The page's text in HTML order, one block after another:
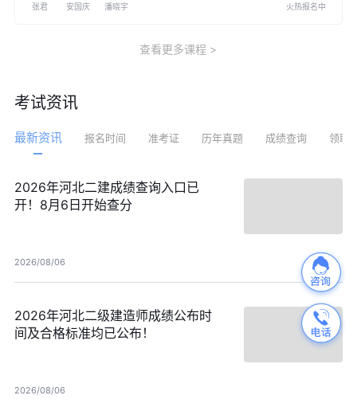
张君 安国庆 潘晓宇 火热报名中
查看更多课程
考试资讯
最新资讯 报名时间 准考证 历年真题 成绩查询 领取
2026年河北二建成绩查询入口已
开！8月6日开始查分
2026/08/06
2026年河北二级建造师成绩公布时
间及合格标准均已公布！
2026/08/06